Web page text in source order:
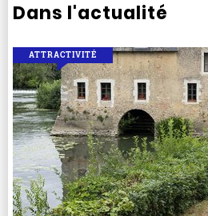
Dans l'actualité
ATTRACTIVITÉ